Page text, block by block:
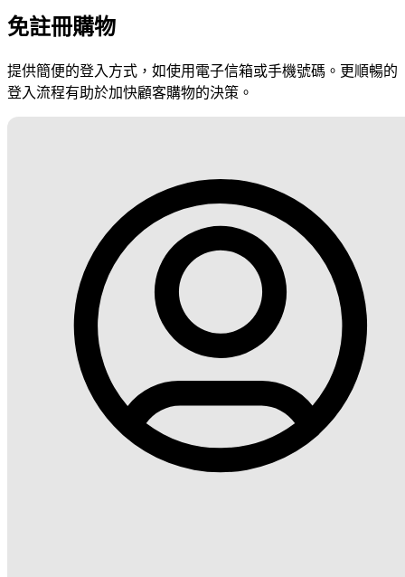
免註冊購物
提供簡便的登入方式，如使用電子信箱或手機號碼。更順暢的
登入流程有助於加快顧客購物的決策。